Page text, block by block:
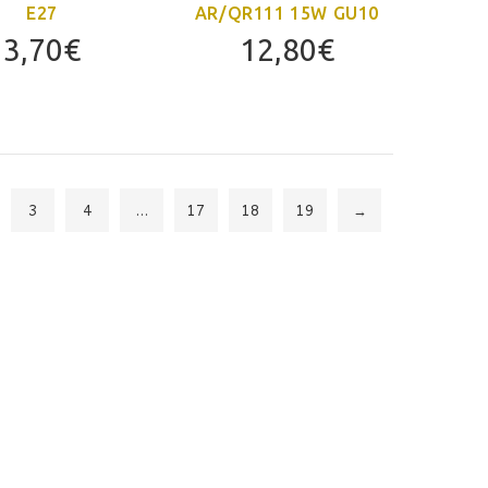
E27
3,70€
AR/QR111 15W GU10
12,80€
3 4 … 17 18 19 →